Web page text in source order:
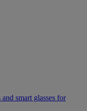
smart glasses for